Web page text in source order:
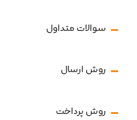
سوالات متداول
روش ارسال
روش پرداخت